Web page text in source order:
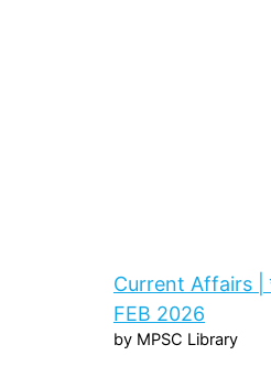
Current Affairs |
FEB 2026
by MPSC Library